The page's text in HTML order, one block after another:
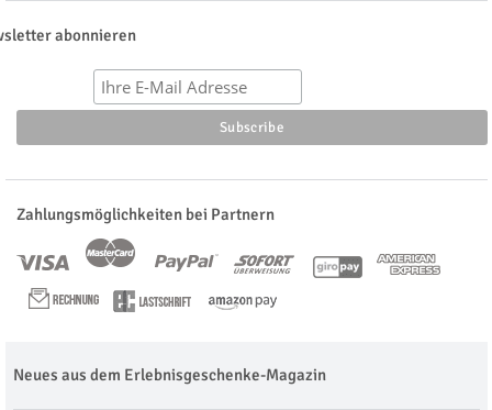
abonnieren
Zahlungsmöglichkeiten bei Partnern
Neues aus dem Erlebnisgeschenke-Magazin